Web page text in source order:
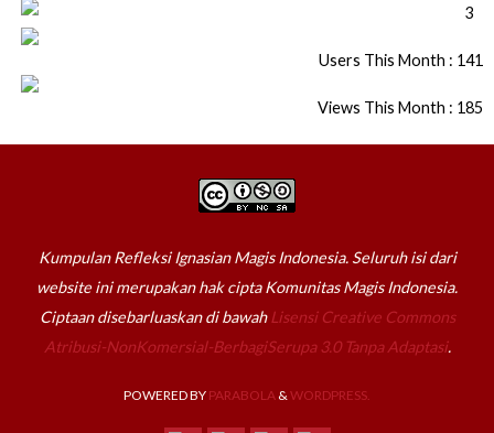
Users This Month : 141
Views This Month : 185
Kumpulan Refleksi Ignasian Magis Indonesia. Seluruh isi dari
website ini merupakan hak cipta Komunitas Magis Indonesia.
Ciptaan disebarluaskan di bawah Lisensi Creative Commons
Atribusi-NonKomersial-BerbagiSerupa 3.0 Tanpa Adaptasi.
POWERED BY PARABOLA & WORDPRESS.